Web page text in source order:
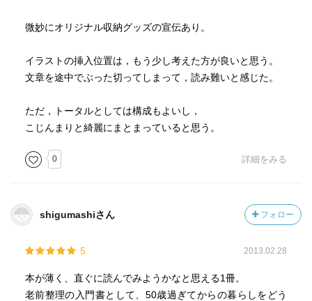
微妙にオリジナル収納グッズの宣伝あり。
イラストの挿入位置は，もう少し考えた方が良いと思う。
文章を途中でぶった切ってしまって，読み難いと感じた。
ただ，トータルとしては構成もよいし，
こじんまりと綺麗にまとまっていると思う。
0 詳細をみる
shigumashiさん フォロー
5 2013.02.28
本が薄く、直ぐに読んでみようかなと思える1冊。
老前整理の入門書として、50歳過ぎてからの暮らしをどう